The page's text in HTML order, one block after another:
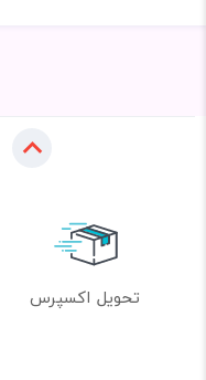
تحویل اکسپرس